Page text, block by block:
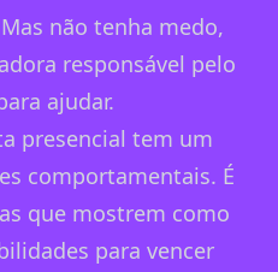
não tenha medo,
responsável pelo
ajudar.
presencial tem um
comportamentais. É
que mostrem como
para vencer